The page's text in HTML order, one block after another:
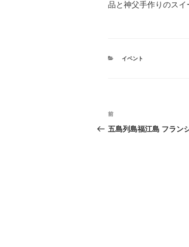
品と神父手作りのスイ
カ
イベント
投
稿
前
の
前
五島列島福江島 フラン